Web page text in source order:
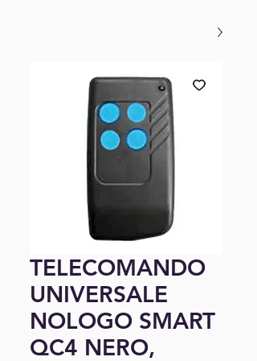
TELECOMANDO
UNIVERSALE
NOLOGO SMART
QC4 NERO,